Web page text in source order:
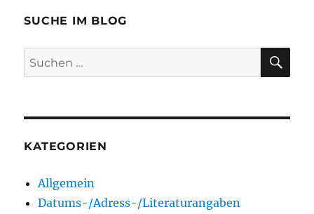
SUCHE IM BLOG
Suchen
nach:
KATEGORIEN
Allgemein
Datums-/Adress-/Literaturangaben